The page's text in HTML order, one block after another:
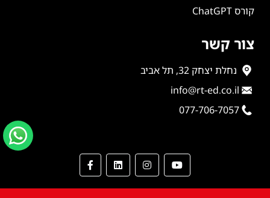
קורס ChatGPT
צור קשר
נחלת יצחק 32, תל אביב
info@rt-ed.co.il
077-706-7057